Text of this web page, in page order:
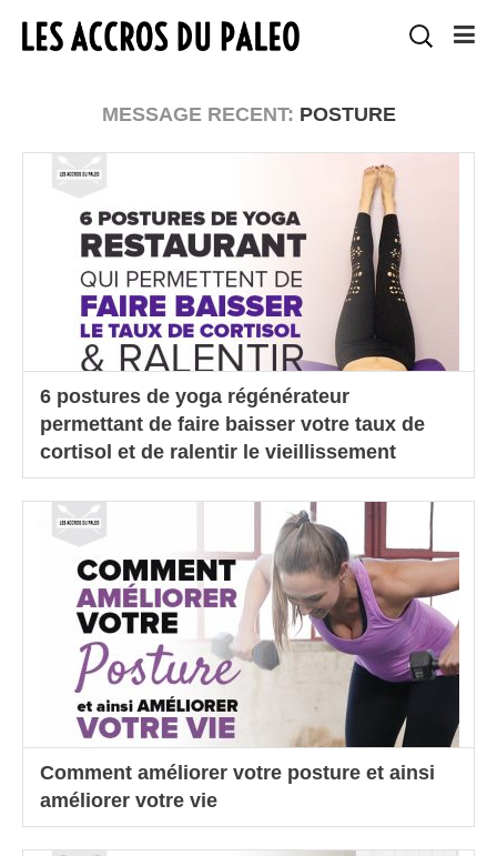
MESSAGE RECENT: POSTURE
6 postures de yoga régénérateur
permettant de faire baisser votre taux de
cortisol et de ralentir le vieillissement
Comment améliorer votre posture et ainsi
améliorer votre vie